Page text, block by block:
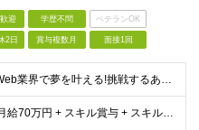
迎 学歴不問 ベテランOK
2日 賞与複数月 面接1回
＼未経験からWeb業界で夢を叶える!挑戦するあなたを全力サポート/ ★学歴・経験不問! ★未経験・クリエイティブ系スクール卒業生・第二新卒歓迎! ★社会人未経験OK! ★将来の幹部候補採用 『PC
月給30万円〜月給70万円 + スキル賞与 + スキルインセンティブ ※研修期間は有期雇用契約社員 ※プロジェクトによって異なる ※上記には(固定残業代¥44,369/30時間)を含む ※エリアによ